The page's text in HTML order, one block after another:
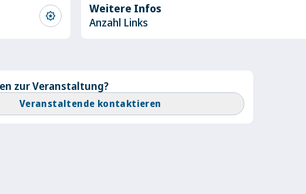
award_star
Weitere Infos
Anzahl Links
zur Veranstaltung?
Veranstaltende kontaktieren